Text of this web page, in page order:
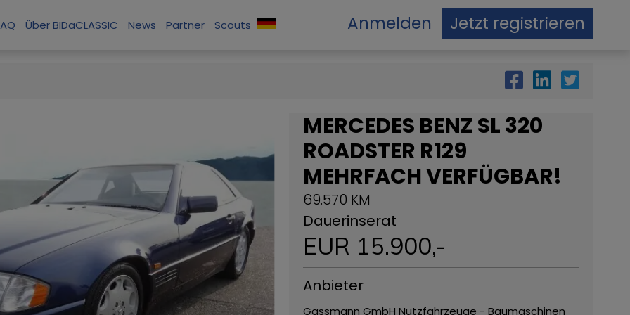
Über BIDaCLASSIC News Partner Scouts Anmelden Jetzt registrieren
MERCEDES BENZ SL 320
ROADSTER R129
MEHRFACH VERFÜGBAR!
69.570 KM
Dauerinserat
EUR 15.900,-
Anbieter
Gassmann GmbH Nutzfahrzeuge - Baumaschinen